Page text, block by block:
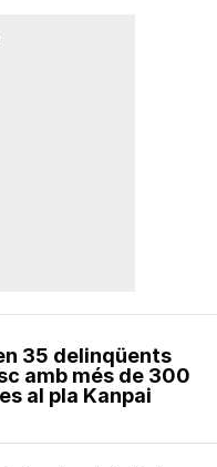
35 delinqüents
amb més de 300
al pla Kanpai